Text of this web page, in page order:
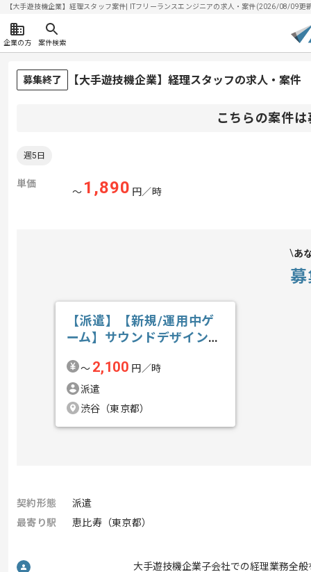
【大手遊技機企業】経理スタッフ案件| ITフリーランスエンジニアの求人・案件(2026/08/09更
企業の方 案件検索
募集終了 【大手遊技機企業】経理スタッフの求人・案件
こちらの案件
週5日
単価
〜 1,890 円／時
あ
【派遣】【新規/運用中ゲ
ーム】サウンドデザインの
〜 2,100 円／時
派遣
渋谷（東京都）
契約形態
派遣
最寄り駅
恵比寿（東京都）
大手遊技機企業子会社での経理業務全